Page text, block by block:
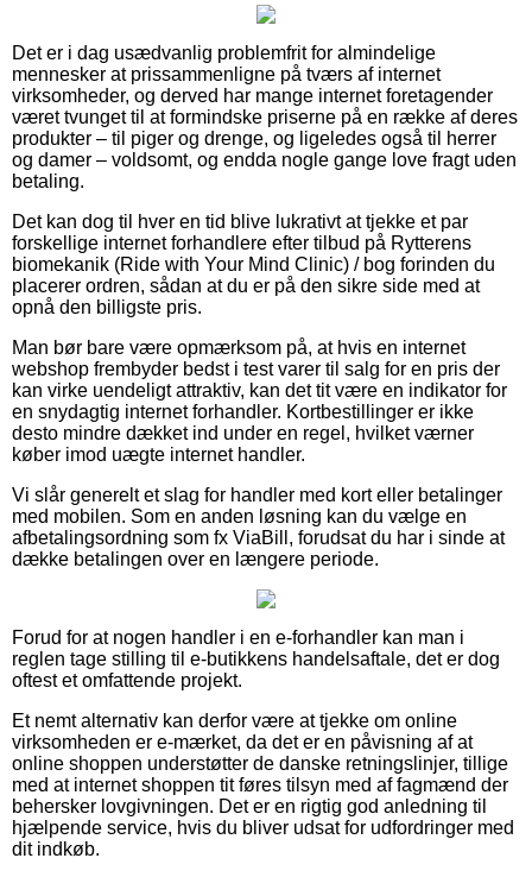
Det er i dag usædvanlig problemfrit for almindelige
mennesker at prissammenligne på tværs af internet
virksomheder, og derved har mange internet foretagender
været tvunget til at formindske priserne på en række af deres
produkter – til piger og drenge, og ligeledes også til herrer
og damer – voldsomt, og endda nogle gange love fragt uden
betaling.
Det kan dog til hver en tid blive lukrativt at tjekke et par
forskellige internet forhandlere efter tilbud på Rytterens
biomekanik (Ride with Your Mind Clinic) / bog forinden du
placerer ordren, sådan at du er på den sikre side med at
opnå den billigste pris.
Man bør bare være opmærksom på, at hvis en internet
webshop frembyder bedst i test varer til salg for en pris der
kan virke uendeligt attraktiv, kan det tit være en indikator for
en snydagtig internet forhandler. Kortbestillinger er ikke
desto mindre dækket ind under en regel, hvilket værner
køber imod uægte internet handler.
Vi slår generelt et slag for handler med kort eller betalinger
med mobilen. Som en anden løsning kan du vælge en
afbetalingsordning som fx ViaBill, forudsat du har i sinde at
dække betalingen over en længere periode.
Forud for at nogen handler i en e-forhandler kan man i
reglen tage stilling til e-butikkens handelsaftale, det er dog
oftest et omfattende projekt.
Et nemt alternativ kan derfor være at tjekke om online
virksomheden er e-mærket, da det er en påvisning af at
online shoppen understøtter de danske retningslinjer, tillige
med at internet shoppen tit føres tilsyn med af fagmænd der
behersker lovgivningen. Det er en rigtig god anledning til
hjælpende service, hvis du bliver udsat for udfordringer med
dit indkøb.